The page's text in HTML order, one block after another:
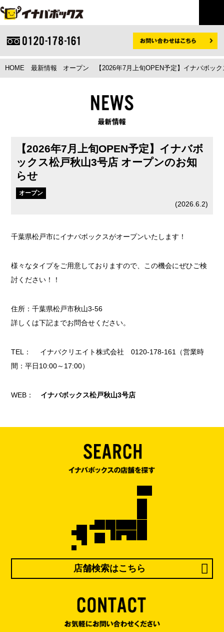
HOME 最新情報 オープン 【2026年7月上旬OPEN予定】イナバボッ
【2026年7月上旬OPEN予定】イナバボ
ックス松戸秋山3号店 オープンのお知
らせ
オープン
(2026.6.2)
千葉県松戸市にイナバボックスがオープンいたします！
様々なタイプをご用意しておりますので、この機会にぜひご検
討ください！！
住所：千葉県松戸市秋山3-56
詳しくは下記までお問合せください。
TEL： イナバクリエイト株式会社 0120-178-161（営業時
間：平日10:00～17:00）
WEB： イナバボックス松戸秋山3号店
店舗検索はこちら